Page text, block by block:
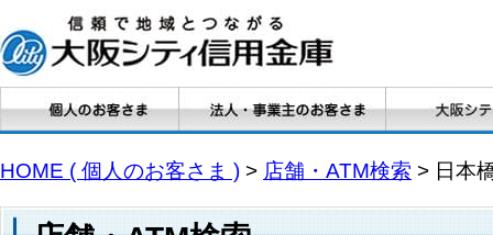
HOME ( 個人のお客さま ) > 店舗・ATM検索 > 日本